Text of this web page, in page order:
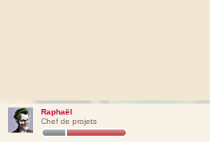
Raphaël
Chef de projets